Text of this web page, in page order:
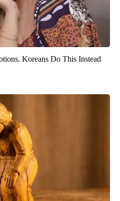
Koreans Do This Instead